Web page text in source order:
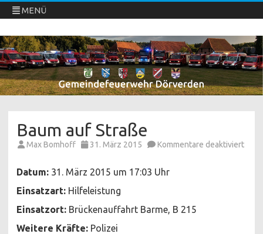
MENÜ
Freiwillige Feuerwehren Dörverden
Direkt
zum
Inhalt
springen
Baum auf Straße
Max Bomhoff 31. März 2015 Kommentare deaktiviertfür
Datum: 31. März 2015 um 17:03 Uhr
Einsatzart: Hilfeleistung
Einsatzort: Brückenauffahrt Barme, B 215
Weitere Kräfte: Polizei